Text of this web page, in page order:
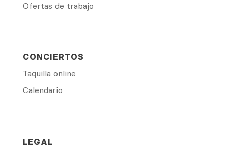
Ofertas de trabajo
CONCIERTOS
Taquilla online
Calendario
LEGAL